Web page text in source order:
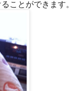
ことができます。